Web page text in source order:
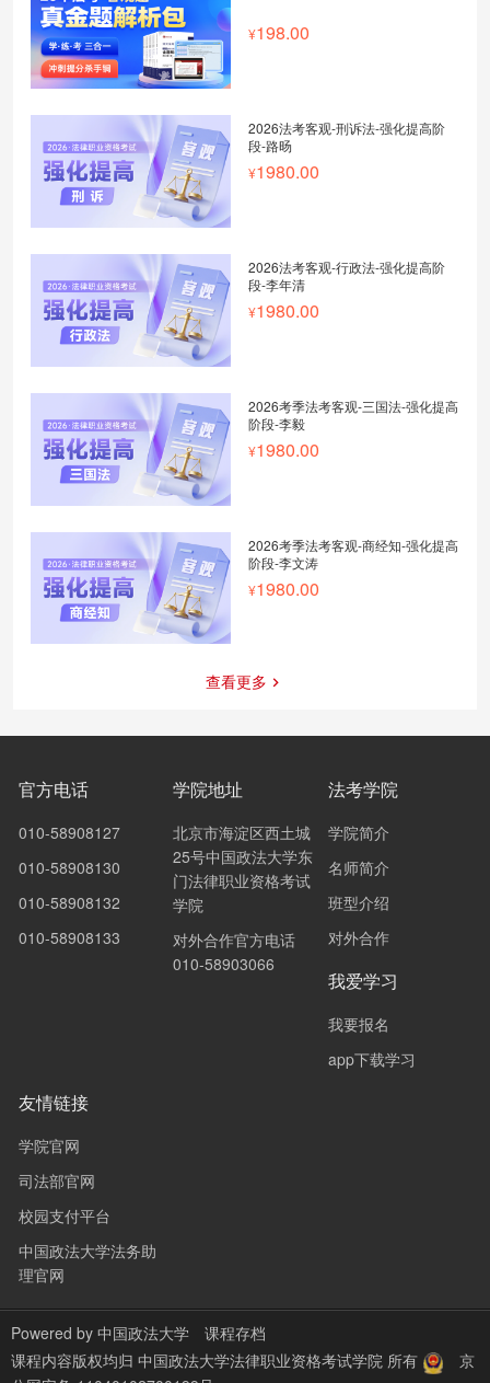
198.00
2026法考客观-刑诉法-强化提高阶
段-路旸
1980.00
2026法考客观-行政法-强化提高阶
段-李年清
1980.00
2026考季法考客观-三国法-强化提高
阶段-李毅
1980.00
2026考季法考客观-商经知-强化提高
阶段-李文涛
1980.00
查看更多
官方电话
010-58908127
010-58908130
010-58908132
010-58908133
学院地址
北京市海淀区西土城
25号中国政法大学东
门法律职业资格考试
学院
对外合作官方电话
010-58903066
法考学院
学院简介
名师简介
班型介绍
对外合作
我爱学习
我要报名
app下载学习
友情链接
学院官网
司法部官网
校园支付平台
中国政法大学法务助
理官网
Powered by 中国政法大学
课程存档
课程内容版权均归 中国政法大学法律职业资格考试学院 所有
京